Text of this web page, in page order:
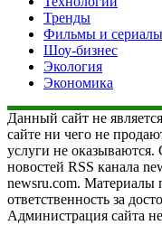
Тренды
Фильмы и сериалы
Шоу-бизнес
Экология
Экономика
Данный сайт не
сайте ни чего не
услуги не оказываются.
новостей RSS канала
newsru.com. Материалы
ответственность за
Администрация сайта